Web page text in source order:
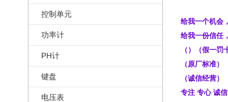
控制单元
功率计
PH计
键盘
电压表
给我一个机会
给我一份信任
（）（假一
（原厂标准
（诚信经营）
专注 专心 诚